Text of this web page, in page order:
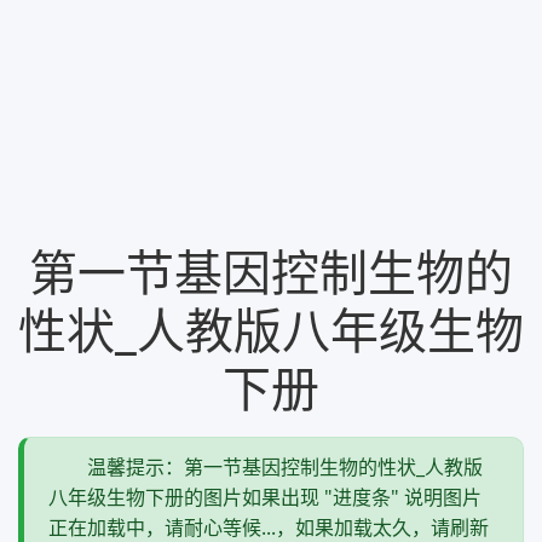
第一节基因控制生物的
性状_人教版八年级生物
下册
温馨提示：第一节基因控制生物的性状_人教版
八年级生物下册的图片如果出现 "进度条" 说明图片
正在加载中，请耐心等候...，如果加载太久，请刷新